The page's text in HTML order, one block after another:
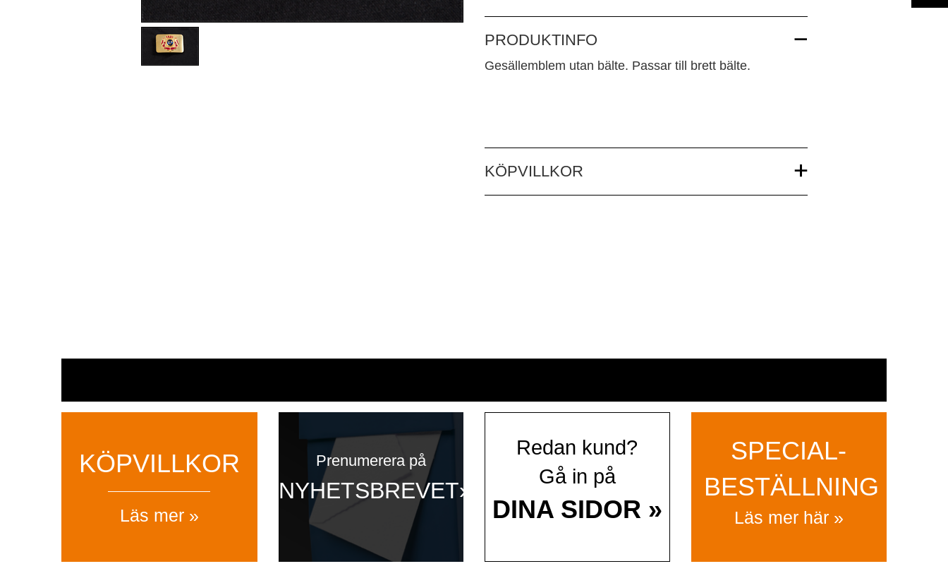
PRODUKTINFO
Gesällemblem utan bälte. Passar till brett bälte.
KÖPVILLKOR
KÖPVILLKOR
Läs mer »
Prenumerera på
NYHETSBREVET»
Redan kund?
Gå in på
DINA SIDOR »
SPECIAL­
BESTÄLLNING
Läs mer här »